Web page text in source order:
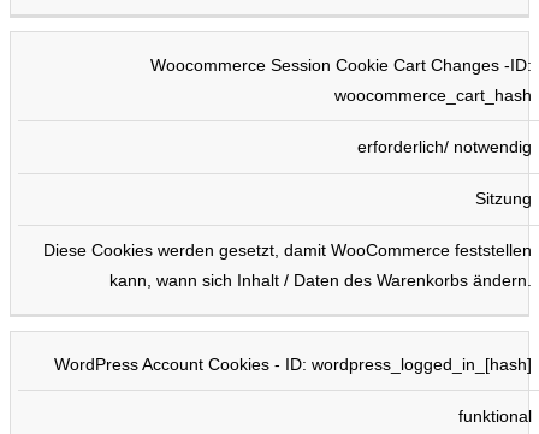
Woocommerce Session Cookie Cart Changes -ID:
woocommerce_cart_hash
erforderlich/ notwendig
Sitzung
Diese Cookies werden gesetzt, damit WooCommerce feststellen
kann, wann sich Inhalt / Daten des Warenkorbs ändern.
WordPress Account Cookies - ID: wordpress_logged_in_[hash]
funktional